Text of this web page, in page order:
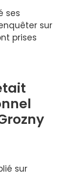
ses
sur
prises
sur